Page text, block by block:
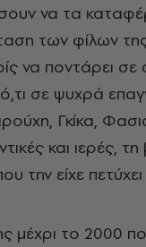
να τα
των φίλων
να ποντάρει σε
σε ψυχρά
Γκίκα,
και ιερές,
την είχε
μέχρι το 2000